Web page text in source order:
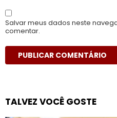
Salvar meus dados neste
comentar.
TALVEZ VOCÊ GOSTE